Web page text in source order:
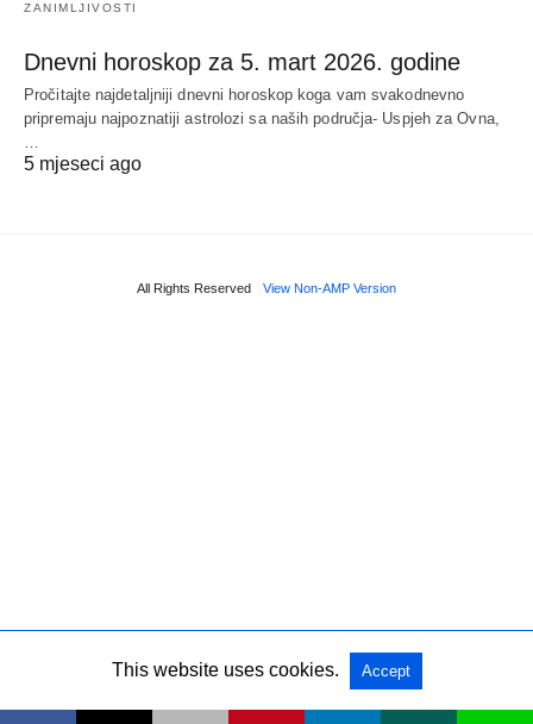
ZANIMLJIVOSTI
Dnevni horoskop za 5. mart 2026. godine
Pročitajte najdetaljniji dnevni horoskop koga vam svakodnevno
pripremaju najpoznatiji astrolozi sa naših područja- Uspjeh za Ovna,
…
5 mjeseci ago
All Rights Reserved View Non-AMP Version
This website uses cookies. Accept